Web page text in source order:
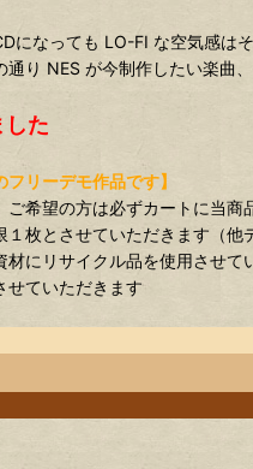
になっても LO-FI な空気感は
り NES が今制作したい楽曲
した
リーデモ作品です】
希望の方は必ずカートに当
枚とさせていただきます（他
にリサイクル品を使用させて
せていただきます